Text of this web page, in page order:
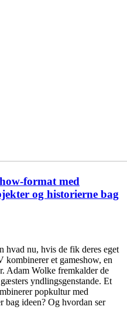
format med
og historierne bag
hvad nu, hvis de fik deres eget
et gameshow, en
Adam Wolke fremkalder de
yndlingsgenstande. Et
popkultur med
ideen? Og hvordan ser